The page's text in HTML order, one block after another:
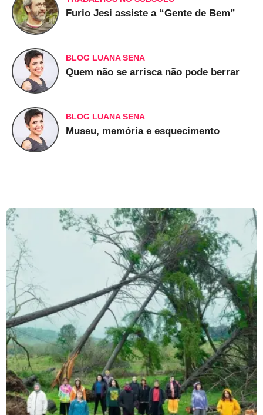
Furio Jesi assiste a “Gente de Bem”
BLOG LUANA SENA
Quem não se arrisca não pode berrar
BLOG LUANA SENA
Museu, memória e esquecimento